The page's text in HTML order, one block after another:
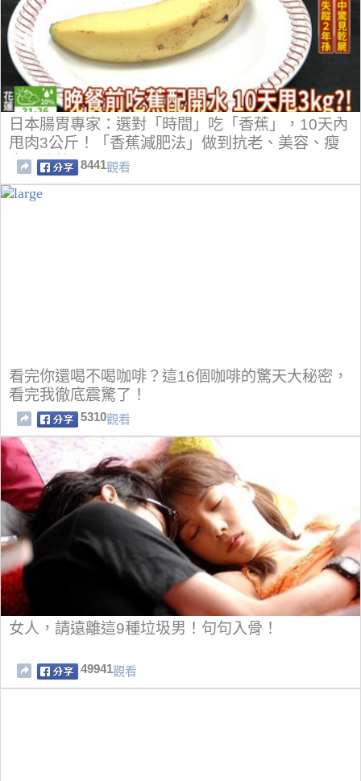
日本腸胃專家：選對「時間」吃「香蕉」，10天內
甩肉3公斤！「香蕉減肥法」做到抗老、美容、瘦
身三功效！8441觀看
看完你還喝不喝咖啡？這16個咖啡的驚天大秘密，
看完我徹底震驚了！
5310觀看
女人，請遠離這9種垃圾男！句句入骨！
49941觀看